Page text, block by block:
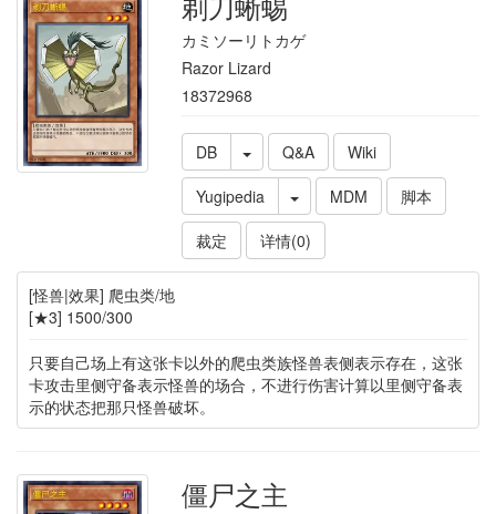
カミソーリトカゲ
Razor Lizard
18372968
DB Q&A
Wiki
Yugipedia
MDM
脚本
裁定
详情(0)
[怪兽|效果] 爬虫类/地
[★3] 1500/300
只要自己场上有这张卡以外的爬虫类族怪兽表侧表示存在，这张
卡攻击里侧守备表示怪兽的场合，不进行伤害计算以里侧守备表
示的状态把那只怪兽破坏。
僵尸之主